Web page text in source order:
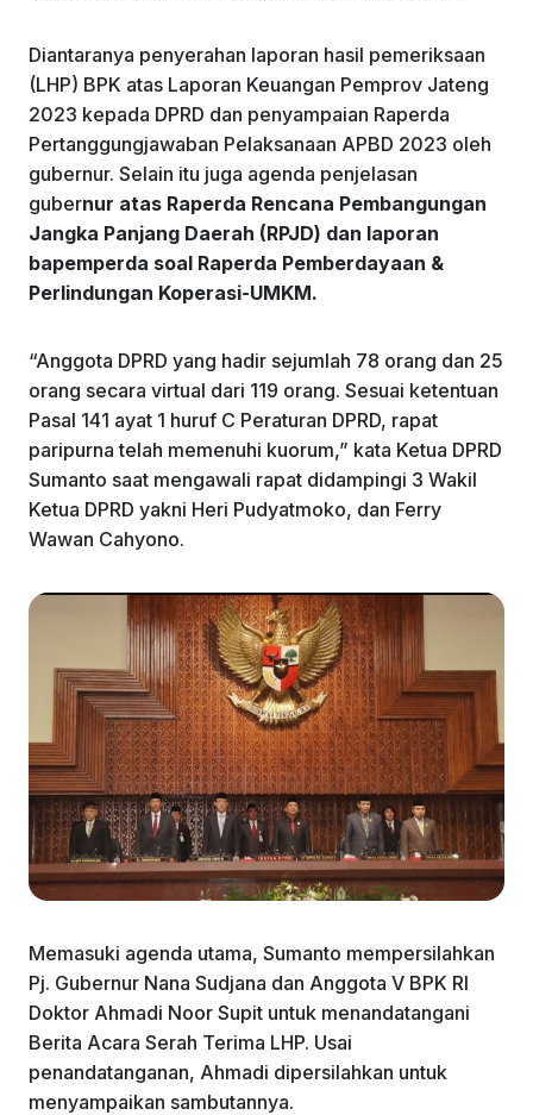
Diantaranya penyerahan laporan hasil pemeriksaan
(LHP) BPK atas Laporan Keuangan Pemprov Jateng
2023 kepada DPRD dan penyampaian Raperda
Pertanggungjawaban Pelaksanaan APBD 2023 oleh
gubernur. Selain itu juga agenda penjelasan
gubernur atas Raperda Rencana Pembangungan
Jangka Panjang Daerah (RPJD) dan laporan
bapemperda soal Raperda Pemberdayaan &
Perlindungan Koperasi-UMKM.
“Anggota DPRD yang hadir sejumlah 78 orang dan 25
orang secara virtual dari 119 orang. Sesuai ketentuan
Pasal 141 ayat 1 huruf C Peraturan DPRD, rapat
paripurna telah memenuhi kuorum,” kata Ketua DPRD
Sumanto saat mengawali rapat didampingi 3 Wakil
Ketua DPRD yakni Heri Pudyatmoko, dan Ferry
Wawan Cahyono.
Memasuki agenda utama, Sumanto mempersilahkan
Pj. Gubernur Nana Sudjana dan Anggota V BPK RI
Doktor Ahmadi Noor Supit untuk menandatangani
Berita Acara Serah Terima LHP. Usai
penandatanganan, Ahmadi dipersilahkan untuk
menyampaikan sambutannya.